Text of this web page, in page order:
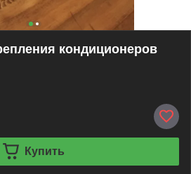
кондиционеров
Купить